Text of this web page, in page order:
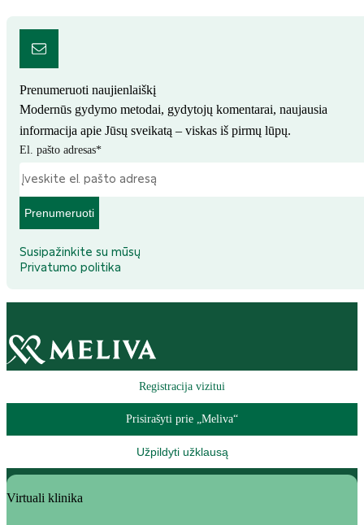
Prenumeruoti naujienlaiškį
Modernūs gydymo metodai, gydytojų komentarai, naujausia
informacija apie Jūsų sveikatą – viskas iš pirmų lūpų.
El. pašto adresas*
Prenumeruoti
Susipažinkite su mūsų
Privatumo politika
Registracija vizitui
Prisirašyti prie „Meliva“
Užpildyti užklausą
Virtuali klinika